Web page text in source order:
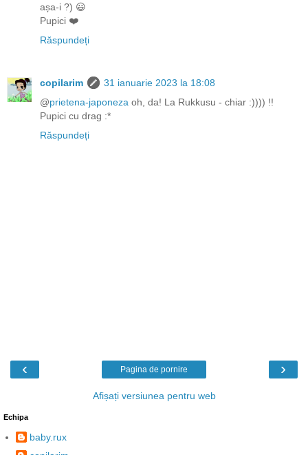
așa-i ?) 😃
Pupici ❤️
Răspundeți
copilarim
31 ianuarie 2023 la 18:08
@prietena-japoneza oh, da! La Rukkusu - chiar :)))) !!
Pupici cu drag :*
Răspundeți
‹ ›
Pagina de pornire
Afișați versiunea pentru web
Echipa
baby.rux